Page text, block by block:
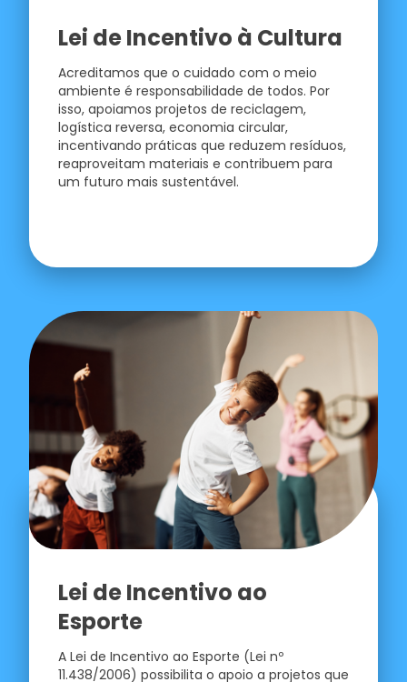
Lei de Incentivo à Cultura
Acreditamos que o cuidado com o meio
ambiente é responsabilidade de todos. Por
isso, apoiamos projetos de reciclagem,
logística reversa, economia circular,
incentivando práticas que reduzem resíduos,
reaproveitam materiais e contribuem para
um futuro mais sustentável.
Lei de Incentivo ao
Esporte
A Lei de Incentivo ao Esporte (Lei nº
11.438/2006) possibilita o apoio a projetos que